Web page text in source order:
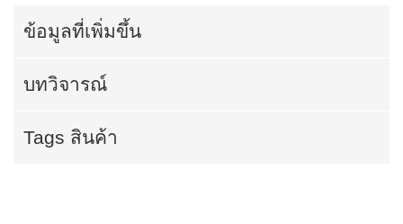
ข้อมูลที่เพิ่มขึ้น
บทวิจารณ์
Tags สินค้า